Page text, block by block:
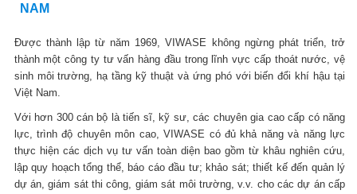
NAM
Được thành lập từ năm 1969, VIWASE không ngừng phát triển, trở
thành một công ty tư vấn hàng đầu trong lĩnh vực cấp thoát nước, vệ
sinh môi trường, hạ tầng kỹ thuật và ứng phó với biến đổi khí hậu tại
Việt Nam.
Với hơn 300 cán bộ là tiến sĩ, kỹ sư, các chuyên gia cao cấp có năng
lực, trình độ chuyên môn cao, VIWASE có đủ khả năng và năng lực
thực hiện các dịch vụ tư vấn toàn diện bao gồm từ khâu nghiên cứu,
lập quy hoạch tổng thể, báo cáo đầu tư; khảo sát; thiết kế đến quản lý
dự án, giám sát thi công, giám sát môi trường, v.v. cho các dự án cấp